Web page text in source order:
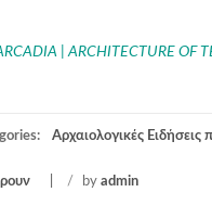
| ARCHITECTURE OF
Αρχαιολογικές Ειδήσεις
/ by admin